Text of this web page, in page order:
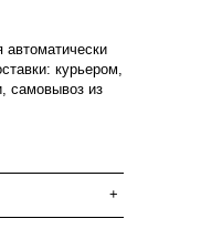
автоматически
курьером,
самовывоз из
+